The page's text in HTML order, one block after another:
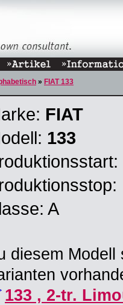
» FIAT 133
FIAT
133
A
diesem Modell
133 , 2-tr.